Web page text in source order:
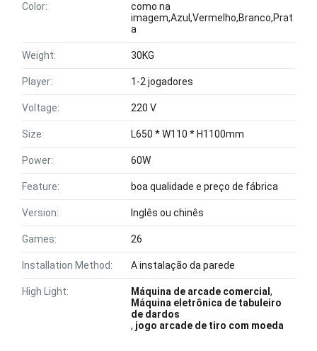
Color:
como na
imagem,Azul,Vermelho,Branco,Prat
a
Weight: 30KG
Player: 1-2 jogadores
Voltage: 220 V
Size: L650 * W110 * H1100mm
Power: 60W
Feature: boa qualidade e preço de fábrica
Version: Inglês ou chinês
Games: 26
Installation Method: A instalação da parede
High Light: Máquina de arcade comercial,
Máquina eletrônica de tabuleiro
de dardos
, jogo arcade de tiro com moeda